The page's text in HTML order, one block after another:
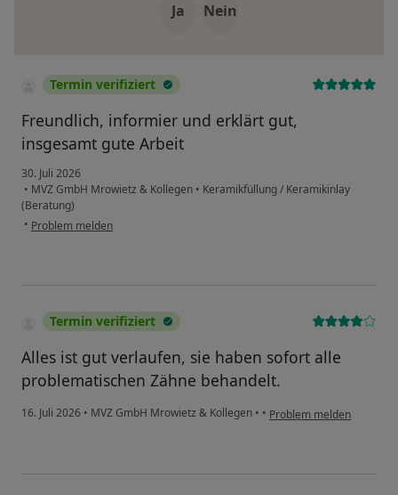
Ja Nein
Termin verifiziert
Freundlich, informier und erklärt gut,
insgesamt gute Arbeit
30. Juli 2026
• MVZ GmbH Mrowietz & Kollegen • Keramikfüllung / Keramikinlay
(Beratung)
• Problem melden
Termin verifiziert
Alles ist gut verlaufen, sie haben sofort alle
problematischen Zähne behandelt.
16. Juli 2026 • MVZ GmbH Mrowietz & Kollegen • • Problem melden